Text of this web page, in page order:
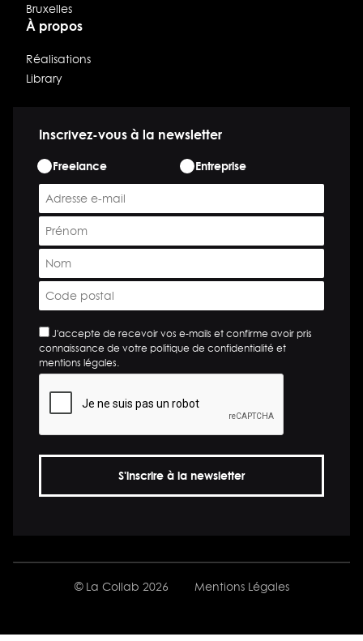
Bruxelles
À propos
Réalisations
Library
Inscrivez-vous à la newsletter
ETAPE
*
Freelance Entreprise
E-
mail
Prénom
*
Nom
*
Code
postal
* J'accepte de recevoir vos e-mails et confirme avoir pris
connaissance de votre politique de confidentialité et
mentions légales.
© La Collab 2026 Mentions Légales